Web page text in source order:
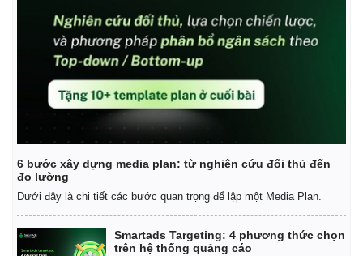
6 bước xây dựng media plan: từ nghiên cứu đối thủ đến
đo lường
Dưới đây là chi tiết các bước quan trọng để lập một Media Plan.
Smartads Targeting: 4 phương thức chọn
trên hệ thống quảng cáo